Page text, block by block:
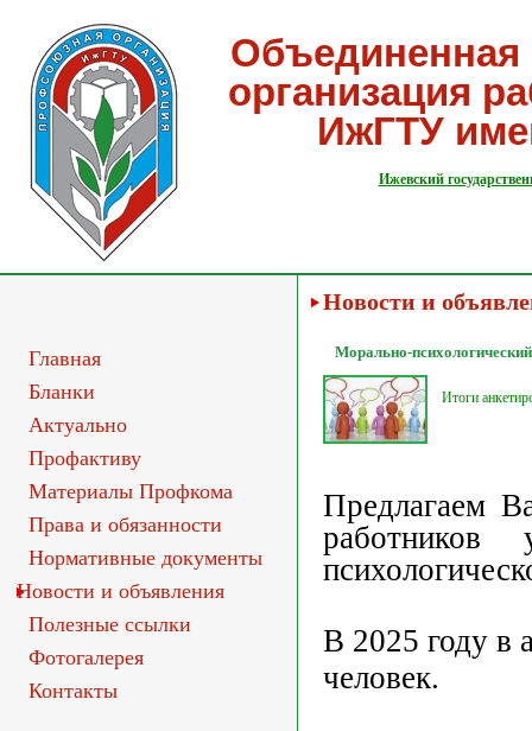
организация
ИжГТУ
Ижевский
Главная
Бланки
Актуально
Профактиву
Материалы Профкома
Права и обязанности
Нормативные документы
Новости и объявления
Полезные ссылки
Фотогалерея
Контакты
Новости и
Морально-
Итоги
Предлагаем
работников
В 2025 году в
человек.